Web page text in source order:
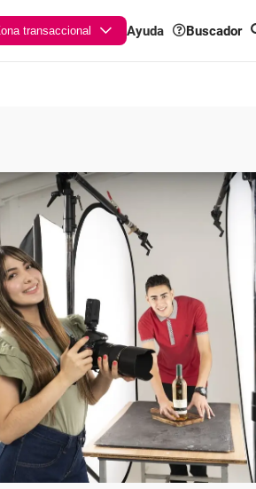
transaccional Ayuda Buscador